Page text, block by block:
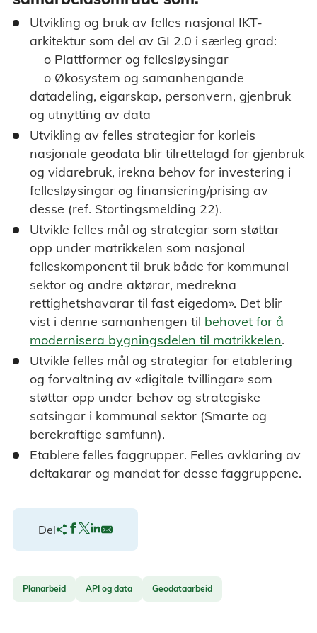
Utvikling og bruk av felles nasjonal IKT-
arkitektur som del av GI 2.0 i særleg grad:
o Plattformer og fellesløysingar
o Økosystem og samanhengande
datadeling, eigarskap, personvern, gjenbruk
og utnytting av data
Utvikling av felles strategiar for korleis
nasjonale geodata blir tilrettelagd for gjenbruk
og vidarebruk, irekna behov for investering i
fellesløysingar og finansiering/prising av
desse (ref. Stortingsmelding 22).
Utvikle felles mål og strategiar som støttar
opp under matrikkelen som nasjonal
felleskomponent til bruk både for kommunal
sektor og andre aktørar, medrekna
rettighetshavarar til fast eigedom». Det blir
vist i denne samanhengen til behovet for å
modernisera bygningsdelen til matrikkelen.
Utvikle felles mål og strategiar for etablering
og forvaltning av «digitale tvillingar» som
støttar opp under behov og strategiske
satsingar i kommunal sektor (Smarte og
berekraftige samfunn).
Etablere felles faggrupper. Felles avklaring av
deltakarar og mandat for desse faggruppene.
Del
Planarbeid API og data Geodataarbeid